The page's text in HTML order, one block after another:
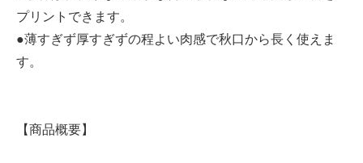
プリントできます。
●薄すぎず厚すぎずの程よい肉感で秋口から長く使えま
す。
【商品概要】